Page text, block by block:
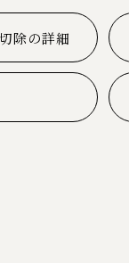
除の詳細